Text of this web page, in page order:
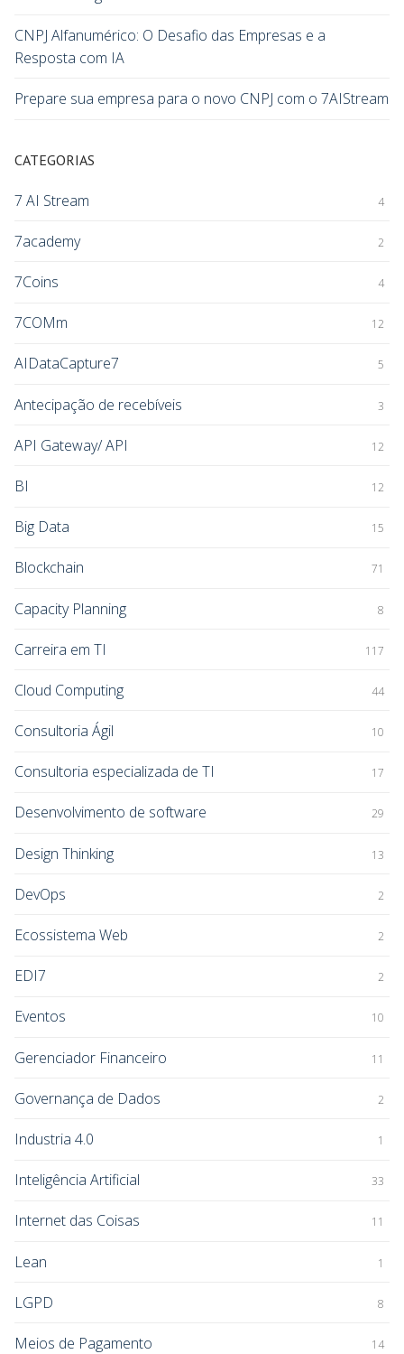
CNPJ Alfanumérico: O Desafio das Empresas e a
Resposta com IA
Prepare sua empresa para o novo CNPJ com o 7AIStream
CATEGORIAS
7 AI Stream 4
7academy 2
7Coins 4
7COMm 12
AIDataCapture7 5
Antecipação de recebíveis 3
API Gateway/ API 12
BI 12
Big Data 15
Blockchain 71
Capacity Planning 8
Carreira em TI 117
Cloud Computing 44
Consultoria Ágil 10
Consultoria especializada de TI 17
Desenvolvimento de software 29
Design Thinking 13
DevOps 2
Ecossistema Web 2
EDI7 2
Eventos 10
Gerenciador Financeiro 11
Governança de Dados 2
Industria 4.0 1
Inteligência Artificial 33
Internet das Coisas 11
Lean 1
LGPD 8
Meios de Pagamento 14